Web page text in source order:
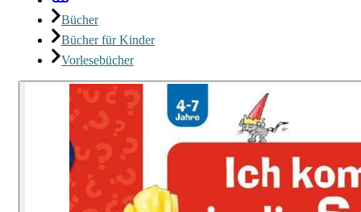
Bücher
Bücher für Kinder
Vorlesebücher